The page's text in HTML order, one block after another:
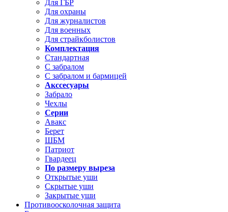
Для ГБР
Для охраны
Для журналистов
Для военных
Для страйкболистов
Комплектация
Стандартная
С забралом
С забралом и бармицей
Акссесуары
Забрало
Чехлы
Серии
Авакс
Берет
ШБМ
Патриот
Гвардеец
По размеру выреза
Открытые уши
Скрытые уши
Закрытые уши
Противоосколочная защита